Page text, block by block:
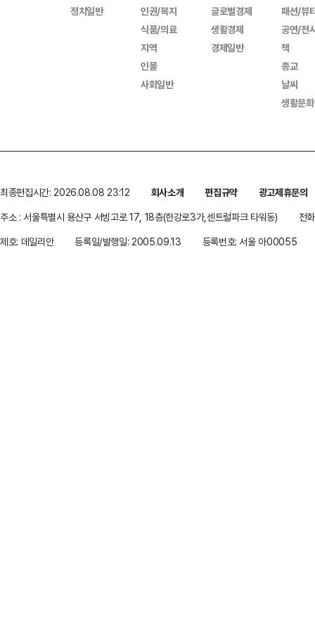
정치일반
인권/복지
식품/의료
지역
인물
사회일반
글로벌경제
생활경제
경제일반
패션/뷰
공연/전
책
종교
날씨
생활문
최종편집시간: 2026.08.08 23:12 회사소개 편집규약
광고제휴문의
주소 : 서울특별시 용산구 서빙고로 17, 18층(한강로3가,센트럴파크 타워동)
전
제호: 데일리안
등록일/발행일: 2005.09.13 등록번호: 서울 아00055